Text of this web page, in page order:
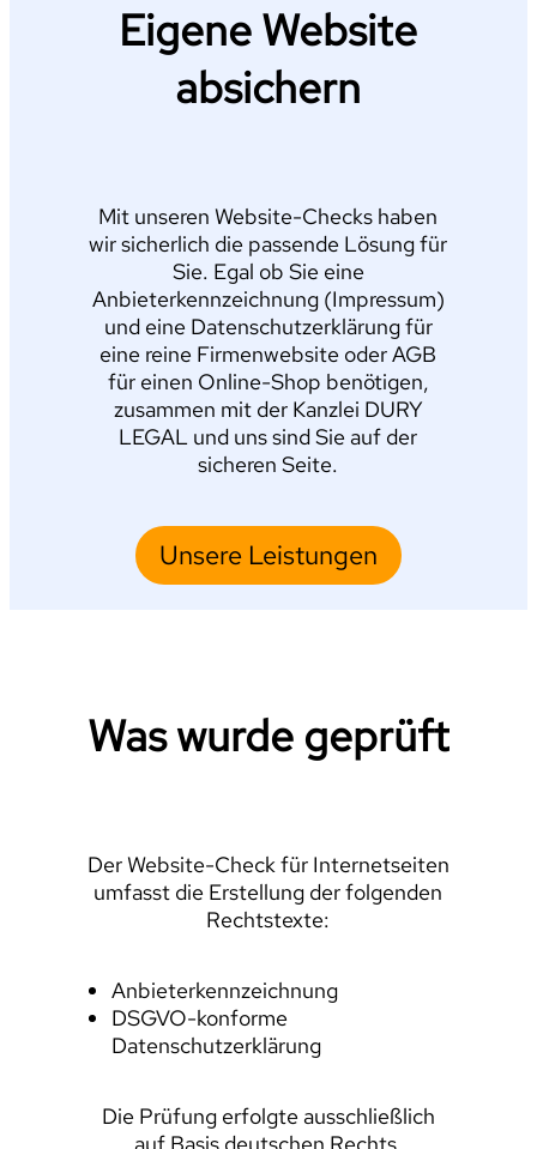
Eigene Website
absichern
Mit unseren Website-Checks haben
wir sicherlich die passende Lösung für
Sie. Egal ob Sie eine
Anbieterkennzeichnung (Impressum)
und eine Datenschutzerklärung für
eine reine Firmenwebsite oder AGB
für einen Online-Shop benötigen,
zusammen mit der Kanzlei DURY
LEGAL und uns sind Sie auf der
sicheren Seite.
Unsere Leistungen
Was wurde geprüft
Der Website-Check für Internetseiten
umfasst die Erstellung der folgenden
Rechtstexte:
Anbieterkennzeichnung
DSGVO-konforme
Datenschutzerklärung
Die Prüfung erfolgte ausschließlich